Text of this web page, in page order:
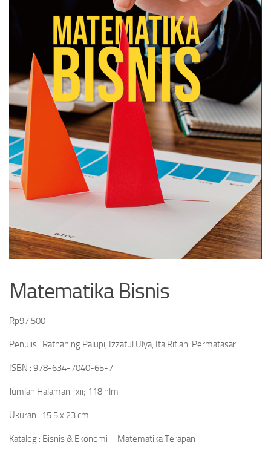
Matematika Bisnis
Rp97.500
Penulis : Ratnaning Palupi, Izzatul Ulya, Ita Rifiani Permatasari
ISBN : 978-634-7040-65-7
Jumlah Halaman : xii; 118 hlm
Ukuran : 15.5 x 23 cm
Katalog : Bisnis & Ekonomi – Matematika Terapan